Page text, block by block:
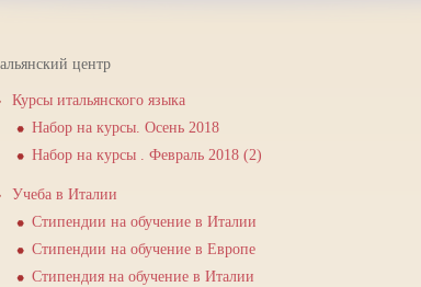
центр
Курсы итальянского языка
Набор на курсы. Осень 2018
Набор на курсы . Февраль 2018 (2)
Учеба в Италии
Стипендии на обучение в Италии
Стипендии на обучение в Европе
Стипендия на обучение в Италии